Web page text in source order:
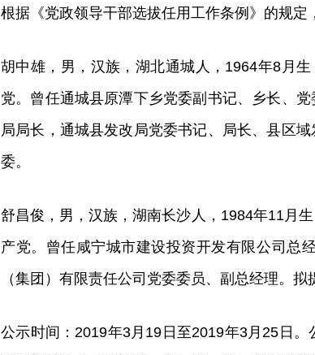
根据《党政领导干部选拔任用工作条例》的规定
胡中雄，男，汉族，湖北通城人，1964年8月
党。曾任通城县原潭下乡党委副书记、乡长、
局局长，通城县发改局党委书记、局长、县区
委。
舒昌俊，男，汉族，湖南长沙人，1984年11月
产党。曾任咸宁城市建设投资开发有限公司总
（集团）有限责任公司党委委员、副总经理。拟
公示时间：2019年3月19日至2019年3月25日